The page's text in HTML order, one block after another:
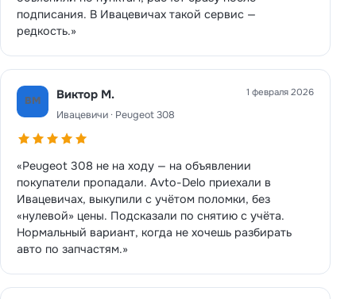
подписания. В Ивацевичах такой сервис —
редкость.»
ВМ Виктор М.
Ивацевичи · Peugeot 308
1 февраля 2026
«Peugeot 308 не на ходу — на объявлении
покупатели пропадали. Avto-Delo приехали в
Ивацевичах, выкупили с учётом поломки, без
«нулевой» цены. Подсказали по снятию с учёта.
Нормальный вариант, когда не хочешь разбирать
авто по запчастям.»